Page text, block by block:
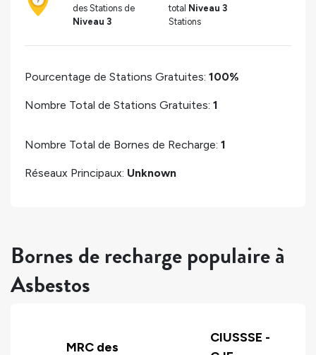
des Stations de
Niveau 3
total Niveau 3
Stations
Pourcentage de Stations Gratuites: 100%
Nombre Total de Stations Gratuites: 1
Nombre Total de Bornes de Recharge: 1
Réseaux Principaux: Unknown
Bornes de recharge populaire à
Asbestos
MRC des
CIUSSSE -